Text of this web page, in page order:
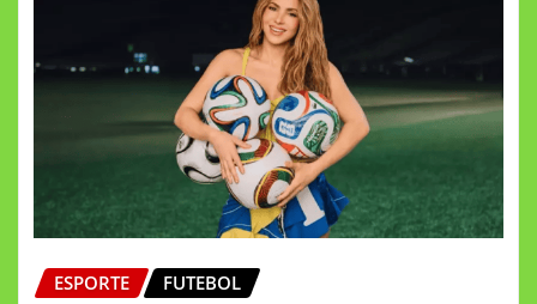
ESPORTE FUTEBOL